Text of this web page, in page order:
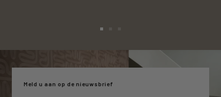
1
2
slide
3
Meld u aan op de nieuwsbrief